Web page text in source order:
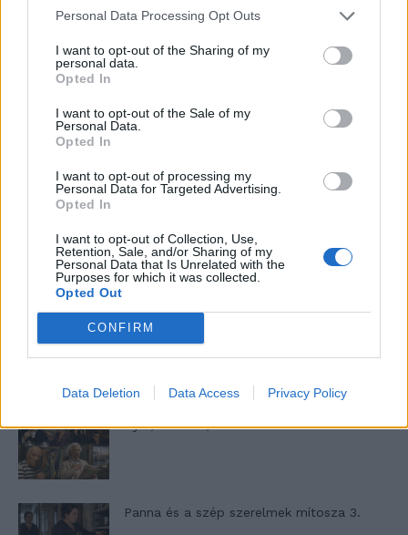
Personal Data Processing Opt Outs
I want to opt-out of the Sharing of my
personal data.
Opted In
I want to opt-out of the Sale of my
Personal Data.
Opted In
I want to opt-out of processing my
Personal Data for Targeted Advertising.
Opted In
I want to opt-out of Collection, Use,
Retention, Sale, and/or Sharing of my
Personal Data that Is Unrelated with the
Purposes for which it was collected.
Opted Out
CONFIRM
Data Deletion Data Access Privacy Policy
13. rész
Woody Allen megosztó zsenialitása
Nyár, nevetés, anekdoták
Panna és a szép szerelmek mítosza 3.